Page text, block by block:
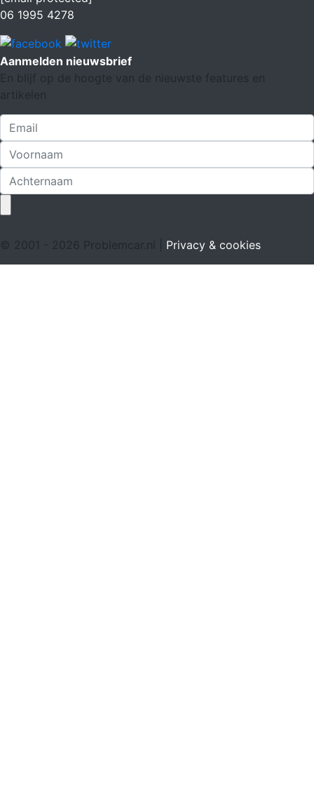
06 1995 4278
Aanmelden nieuwsbrief
En blijf op de hoogte van de nieuwste features en
artikelen
© 2001 - 2026 Problemcar.nl | Privacy & cookies